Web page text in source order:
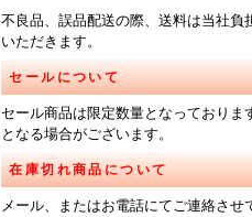
不良品、誤品配送の際、送料は当社負
いただきます。
セールについて
セール商品は限定数量となっておりま
となる場合がございます。
在庫切れ商品について
メール、またはお電話にてご連絡させ